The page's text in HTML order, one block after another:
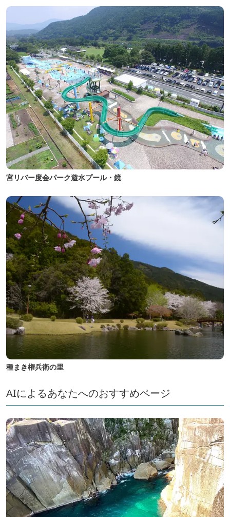
宮リバー度会パーク遊水プール・鏡
種まき権兵衛の里
AIによるあなたへのおすすめページ